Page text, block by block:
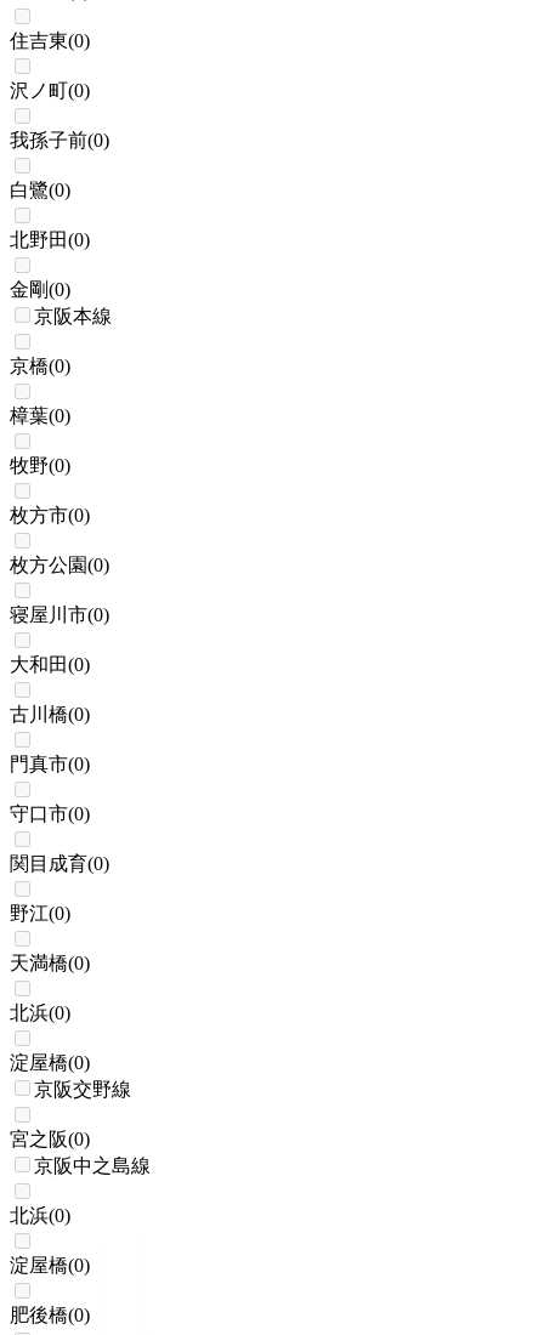
住吉東(0)
沢ノ町(0)
我孫子前(0)
白鷺(0)
北野田(0)
金剛(0)
京阪本線
京橋(0)
樟葉(0)
牧野(0)
枚方市(0)
枚方公園(0)
寝屋川市(0)
大和田(0)
古川橋(0)
門真市(0)
守口市(0)
関目成育(0)
野江(0)
天満橋(0)
北浜(0)
淀屋橋(0)
京阪交野線
宮之阪(0)
京阪中之島線
北浜(0)
淀屋橋(0)
肥後橋(0)